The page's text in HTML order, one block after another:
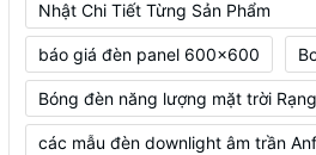
Nhật Chi Tiết Từng Sản Phẩm
báo giá đèn panel 600x600
Bóng đèn năng lượng mặt trời
các mẫu đèn downlight âm trần